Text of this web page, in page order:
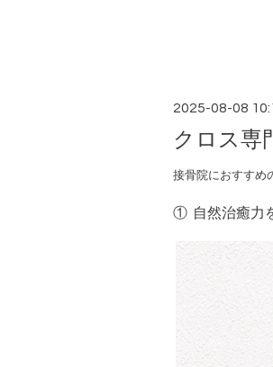
2025-08-08
クロス
接骨院におすすめ
① 自然治癒力